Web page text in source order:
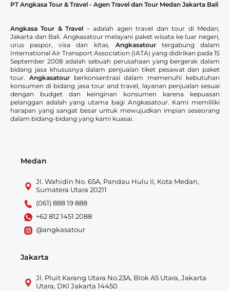
PT Angkasa Tour & Travel - Agen Travel dan Tour Medan Jakarta Bali
Angkasa Tour & Travel – adalah agen travel dan tour di Medan,
Jakarta dan Bali. Angkasatour melayani paket wisata ke luar negeri,
urus paspor, visa dan kitas. Angkasatourtergabung dalam
International Air Transport Association (IATA) yang didirikan pada 15
September 2008 adalah sebuah perusahaan yang bergerak dalam
bidang jasa khususnya dalam penjualan tiket pesawat dan paket
tour. Angkasatourberkonsentrasi dalam memenuhi kebutuhan
konsumen di bidang jasa tour and travel, layanan penjualan sesuai
dengan budget dan keinginan konsumen karena kepuasan
pelanggan adalah yang utama bagi Angkasatour. Kami memliliki
harapan yang sangat besar untuk mewujudkan impian seseorang
dalam bidang-bidang yang kami kuasai.
Medan
Jl. Wahidin No. 65A, Pandau Hulu II, Kota Medan,
Sumatera Utara 20211
(061) 888 19 888
+62 812 1451 2088
@angkasatour
Jakarta
Jl. Pluit Karang Utara No.23A, Blok A5 Utara, Jakarta
Utara, DKI Jakarta 14450